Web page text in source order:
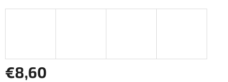
€8,60